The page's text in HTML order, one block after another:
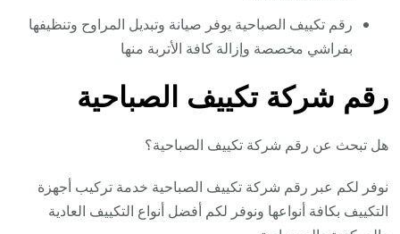
رقم تكييف الصباحية يوفر صيانة وتبديل المراوح وتنظيفها
بفراشي مخصصة وإزالة كافة الأتربة منها
رقم شركة تكييف الصباحية
هل تبحث عن رقم شركة تكييف الصباحية؟
نوفر لكم عبر رقم شركة تكييف الصباحية خدمة تركيب أجهزة
التكييف بكافة أنواعها ونوفر لكم أفضل أنواع التكييف العادية